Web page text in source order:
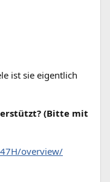
ist sie eigentlich
(Bitte mit
overview/